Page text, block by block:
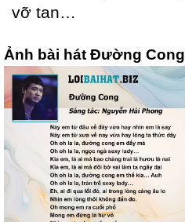
vỡ tan…
Ảnh bài hát Đường Cong